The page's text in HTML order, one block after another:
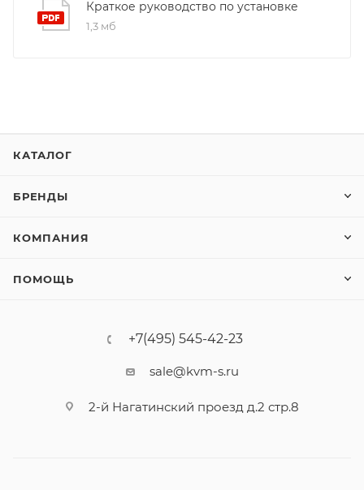
Краткое руководство по установке
1,3 мб
КАТАЛОГ
БРЕНДЫ
КОМПАНИЯ
ПОМОЩЬ
+7(495) 545-42-23
sale@kvm-s.ru
2-й Нагатинский проезд д.2 стр.8